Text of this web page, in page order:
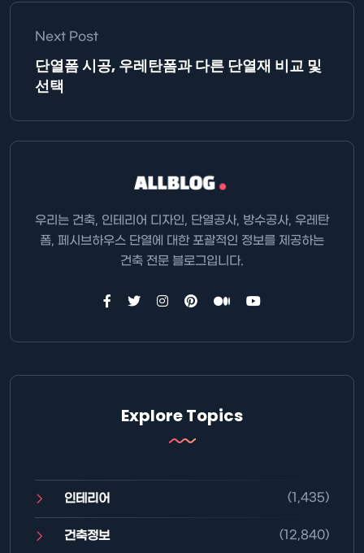
Next Post
단열폼 시공, 우레탄폼과 다른 단열재 비교 및
선택
우리는 건축, 인테리어 디자인, 단열공사, 방수공사, 우레탄
폼, 페시브하우스 단열에 대한 포괄적인 정보를 제공하는
건축 전문 블로그입니다.
Explore Topics
인테리어 (1,435)
건축정보 (12,840)